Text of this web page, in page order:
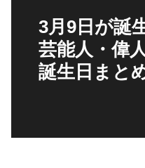
3月9日が誕
芸能人・偉
誕生日まと